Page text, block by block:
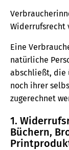
Widerrufsrecht
Eine
natürliche
abschließt, die
noch ihrer
zugerechnet
1.
Büchern,